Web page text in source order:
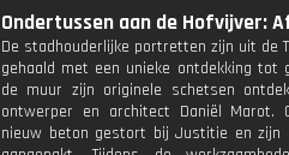
Ondertussen aan de Hofvijver:
De stadhouderlijke portretten zijn uit de
gehaald met een unieke ontdekking tot
de muur zijn originele schetsen
ontwerper en architect Daniël Marot.
nieuw beton gestort bij Justitie en zijn